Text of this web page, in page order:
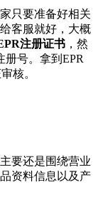
只要准备好相关
客服就好，大概
注册证书 ，然
册号。拿到EPR
核。
要还是围绕营业
资料信息以及产